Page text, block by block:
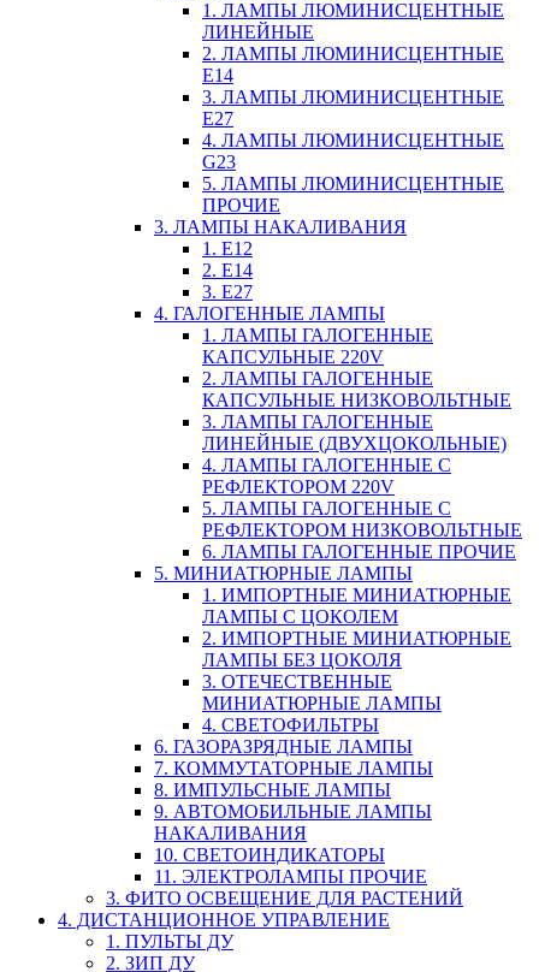
1. ЛАМПЫ ЛЮМИНИСЦЕНТНЫЕ
ЛИНЕЙНЫЕ
2. ЛАМПЫ ЛЮМИНИСЦЕНТНЫЕ
E14
3. ЛАМПЫ ЛЮМИНИСЦЕНТНЫЕ
E27
4. ЛАМПЫ ЛЮМИНИСЦЕНТНЫЕ
G23
5. ЛАМПЫ ЛЮМИНИСЦЕНТНЫЕ
ПРОЧИЕ
3. ЛАМПЫ НАКАЛИВАНИЯ
1. E12
2. Е14
3. Е27
4. ГАЛОГЕННЫЕ ЛАМПЫ
1. ЛАМПЫ ГАЛОГЕННЫЕ
КАПСУЛЬНЫЕ 220V
2. ЛАМПЫ ГАЛОГЕННЫЕ
КАПСУЛЬНЫЕ НИЗКОВОЛЬТНЫЕ
3. ЛАМПЫ ГАЛОГЕННЫЕ
ЛИНЕЙНЫЕ (ДВУХЦОКОЛЬНЫЕ)
4. ЛАМПЫ ГАЛОГЕННЫЕ С
РЕФЛЕКТОРОМ 220V
5. ЛАМПЫ ГАЛОГЕННЫЕ С
РЕФЛЕКТОРОМ НИЗКОВОЛЬТНЫЕ
6. ЛАМПЫ ГАЛОГЕННЫЕ ПРОЧИЕ
5. МИНИАТЮРНЫЕ ЛАМПЫ
1. ИМПОРТНЫЕ МИНИАТЮРНЫЕ
ЛАМПЫ С ЦОКОЛЕМ
2. ИМПОРТНЫЕ МИНИАТЮРНЫЕ
ЛАМПЫ БЕЗ ЦОКОЛЯ
3. ОТЕЧЕСТВЕННЫЕ
МИНИАТЮРНЫЕ ЛАМПЫ
4. СВЕТОФИЛЬТРЫ
6. ГАЗОРАЗРЯДНЫЕ ЛАМПЫ
7. КОММУТАТОРНЫЕ ЛАМПЫ
8. ИМПУЛЬСНЫЕ ЛАМПЫ
9. АВТОМОБИЛЬНЫЕ ЛАМПЫ
НАКАЛИВАНИЯ
10. СВЕТОИНДИКАТОРЫ
11. ЭЛЕКТРОЛАМПЫ ПРОЧИЕ
3. ФИТО ОСВЕЩЕНИЕ ДЛЯ РАСТЕНИЙ
4. ДИСТАНЦИОННОЕ УПРАВЛЕНИЕ
1. ПУЛЬТЫ ДУ
2. ЗИП ДУ